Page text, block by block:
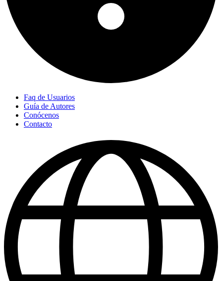
Faq de Usuarios
Guía de Autores
Conócenos
Contacto